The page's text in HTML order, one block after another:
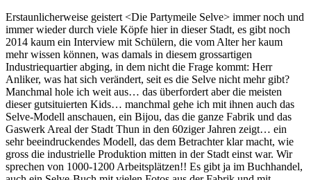
Erstaunlicherweise geistert <Die Partymeile Selve> immer noch und
immer wieder durch viele Köpfe hier in dieser Stadt, es gibt noch
2014 kaum ein Interview mit Schülern, die vom Alter her kaum
mehr wissen können, was damals in diesem grossartigen
Industriequartier abging, in dem nicht die Frage kommt: Herr
Anliker, was hat sich verändert, seit es die Selve nicht mehr gibt?
Manchmal hole ich weit aus… das überfordert aber die meisten
dieser gutsituierten Kids… manchmal gehe ich mit ihnen auch das
Selve-Modell anschauen, ein Bijou, das die ganze Fabrik und das
Gaswerk Areal der Stadt Thun in den 60ziger Jahren zeigt… ein
sehr beeindruckendes Modell, das dem Betrachter klar macht, wie
gross die industrielle Produktion mitten in der Stadt einst war. Wir
sprechen von 1000-1200 Arbeitsplätzen!! Es gibt ja im Buchhandel,